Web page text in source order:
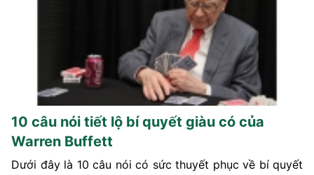
10 câu nói tiết lộ bí quyết giàu có của
Warren Buffett
Dưới đây là 10 câu nói có sức thuyết phục về bí quyết